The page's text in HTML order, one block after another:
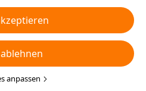
auf Ihrem Gerät
auch über „Alle ablehnen“
oder auswählen, welche
oder deaktivieren möchten,
in Ihren
„Cookies anpassen“ klicken.
anpassen